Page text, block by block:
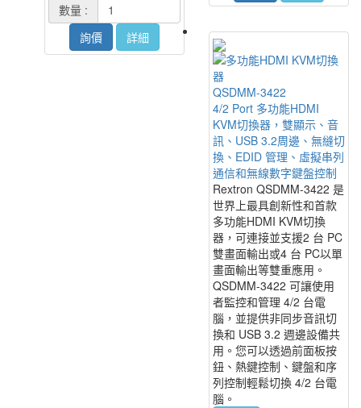
數量 :
詢價
詳細
QSDMM-3422
4/2 Port 多功能HDMI
KVM切換器，雙顯示、音
訊、USB 3.2周邊、無縫切
換、EDID 管理、虛擬串列
通信和無線數字鍵盤控制
Rextron QSDMM-3422 是
世界上最具創新性和首款
多功能HDMI KVM切換
器，可連接並支援2 台 PC
雙畫面輸出或4 台 PC以單
畫面輸出等雙重應用。
QSDMM-3422 可讓使用
者監控和管理 4/2 台電
腦，並提供非同步音訊切
換和 USB 3.2 週邊設備共
用。您可以透過前面板按
鈕、熱鍵控制、鍵盤和序
列控制輕鬆切換 4/2 台電
腦。